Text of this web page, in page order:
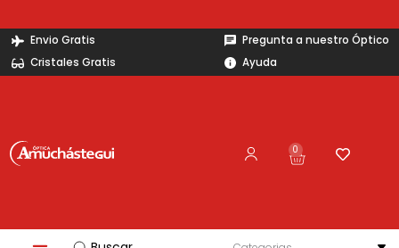
al
contenido
Envio Gratis
Cristales Gratis
Pregunta a nuestro Óptico
Ayuda
0
Carrito
Search